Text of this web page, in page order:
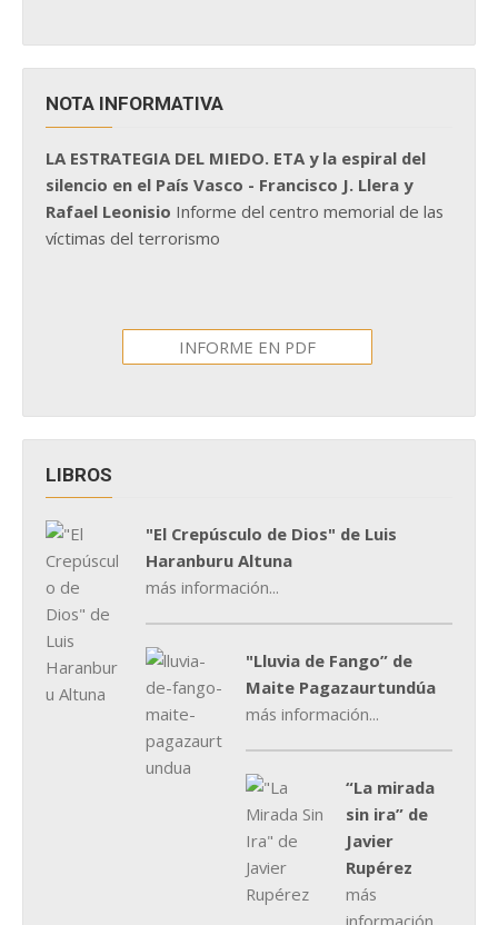
NOTA INFORMATIVA
LA ESTRATEGIA DEL MIEDO. ETA y la espiral del
silencio en el País Vasco - Francisco J. Llera y
Rafael Leonisio Informe del centro memorial de las
víctimas del terrorismo
INFORME EN PDF
LIBROS
"El Crepúsculo de Dios" de Luis
Haranburu Altuna
más información...
"Lluvia de Fango” de
Maite Pagazaurtundúa
más información...
“La mirada
sin ira” de
Javier
Rupérez
más